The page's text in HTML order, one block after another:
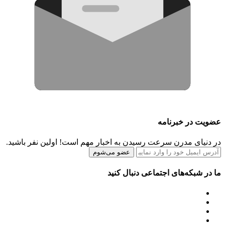
عضویت در خبرنامه
در دنیای مدرن سرعت رسیدن به اخبار مهم است! اولین نفر باشید.
عضو می‌شوم
ما در شبکه‌های اجتماعی دنبال کنید